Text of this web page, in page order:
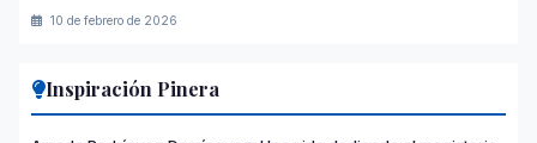
10 de febrero de 2026
Inspiración Pinera